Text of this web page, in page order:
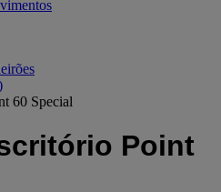
60 Special
Point